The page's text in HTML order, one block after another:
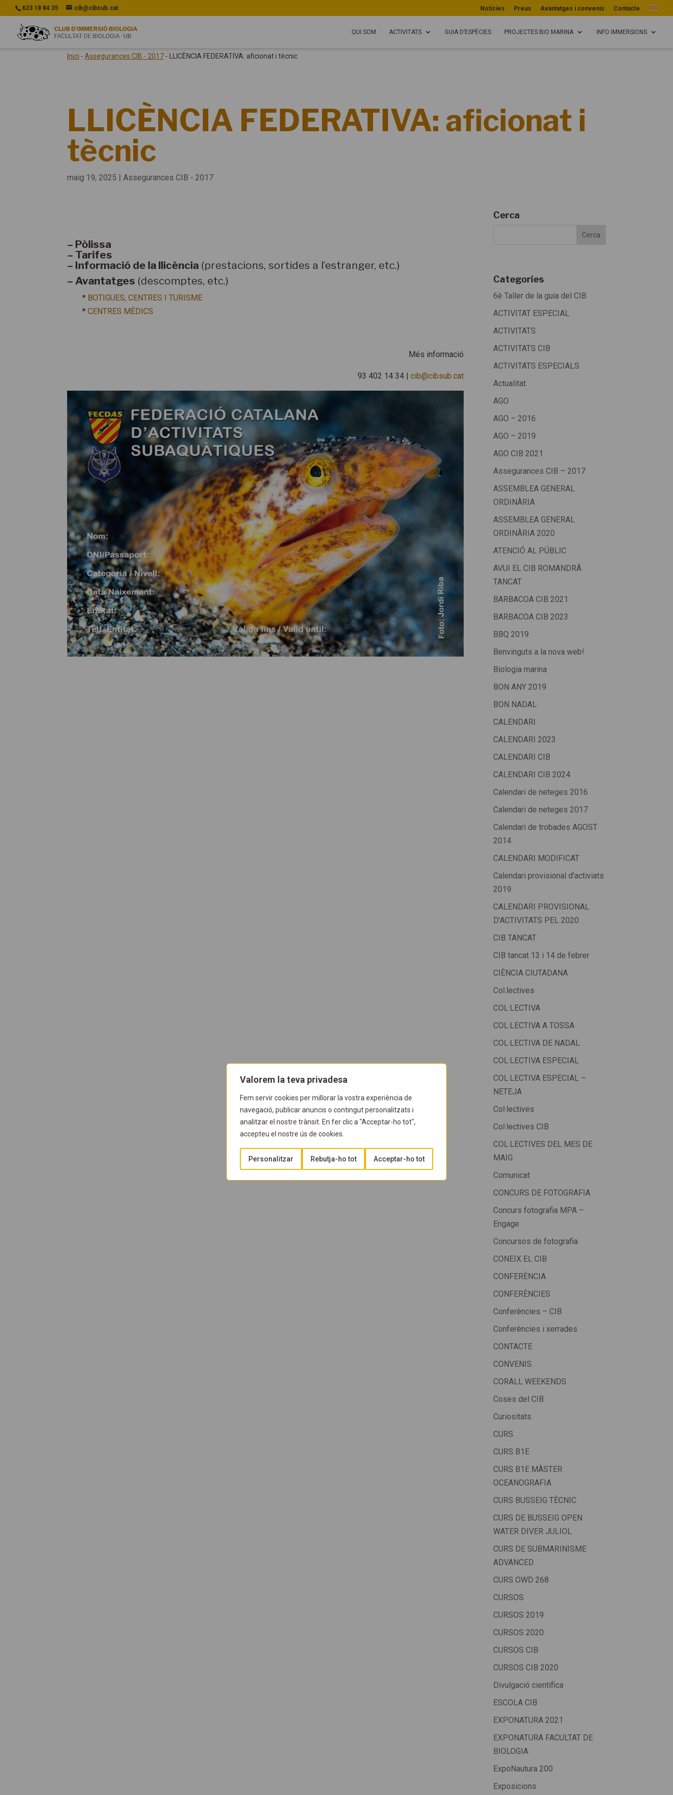
Valorem la teva privadesa
Fem servir cookies per millorar la vostra experiència de
navegació, publicar anuncis o contingut personalitzats i
analitzar el nostre trànsit. En fer clic a "Acceptar-ho tot",
accepteu el nostre ús de cookies.
Personalitzar Rebutja-ho tot Acceptar-ho tot
623 18 84 35 cib@cibsub.cat Notícies Preus Avantatges i convenis Contacte
QUI SOM ACTIVITATS GUIA D’ESPÈCIES PROJECTES BIO MARINA INFO IMMERSIONS
Inici -Assegurances CIB - 2017 - LLICÈNCIA FEDERATIVA: aficionat i tècnic
LLICÈNCIA FEDERATIVA: aficionat i
tècnic
maig 19, 2025 |Assegurances CIB - 2017
– Pòlissa
– Tarifes
– Informació de la llicència (prestacions, sortides a l’estranger, etc.)
– Avantatges (descomptes, etc.)
* BOTIGUES, CENTRES I TURISME
*CENTRES MÈDICS
Més informació
93 402 14 34 | cib@cibsub.cat
Cerca
Categoríes
6è Taller de la guia del CIB
ACTIVITAT ESPECIAL
ACTIVITATS
ACTIVITATS CIB
ACTIVITATS ESPECIALS
Actualitat
AGO
AGO – 2016
AGO – 2019
AGO CIB 2021
Assegurances CIB – 2017
ASSEMBLEA GENERAL
ORDINÀRIA
ASSEMBLEA GENERAL
ORDINÀRIA 2020
ATENCIÓ AL PÚBLIC
AVUI EL CIB ROMANDRÀ
TANCAT
BARBACOA CIB 2021
BARBACOA CIB 2023
BBQ 2019
Benvinguts a la nova web!
Biologia marina
BON ANY 2019
BON NADAL
CALENDARI
CALENDARI 2023
CALENDARI CIB
CALENDARI CIB 2024
Calendari de neteges 2016
Calendari de neteges 2017
Calendari de trobades AGOST
2014
CALENDARI MODIFICAT
Calendari provisional d'activiats
2019
CALENDARI PROVISIONAL
D'ACTIVITATS PEL 2020
CIB TANCAT
CIB tancat 13 i 14 de febrer
CIÈNCIA CIUTADANA
Col.lectives
COL·LECTIVA
COL·LECTIVA A TOSSA
COL·LECTIVA DE NADAL
COL·LECTIVA ESPECIAL
COL·LECTIVA ESPECIAL –
NETEJA
Col·lectives
Col·lectives CIB
COL·LECTIVES DEL MES DE
MAIG
Comunicat
CONCURS DE FOTOGRAFIA
Concurs fotografia MPA –
Engage
Concursos de fotografia
CONEIX EL CIB
CONFERÈNCIA
CONFERÈNCIES
Conferències – CIB
Conferències i xerrades
CONTACTE
CONVENIS
CORALL WEEKENDS
Coses del CIB
Curiositats
CURS
CURS B1E
CURS B1E MÀSTER
OCEANOGRAFIA
CURS BUSSEIG TÈCNIC
CURS DE BUSSEIG OPEN
WATER DIVER JULIOL
CURS DE SUBMARINISME
ADVANCED
CURS OWD 268
CURSOS
CURSOS 2019
CURSOS 2020
CURSOS CIB
CURSOS CIB 2020
Divulgació científica
ESCOLA CIB
EXPONATURA 2021
EXPONATURA FACULTAT DE
BIOLOGIA
ExpoNautura 200
Exposicions